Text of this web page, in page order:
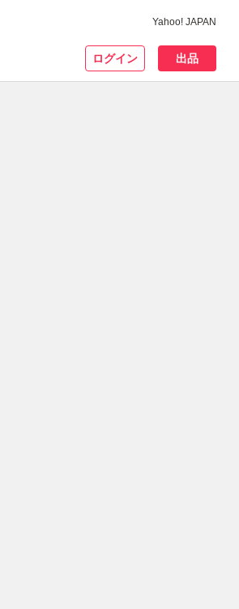
Yahoo! JAPAN
ログイン 出品
！